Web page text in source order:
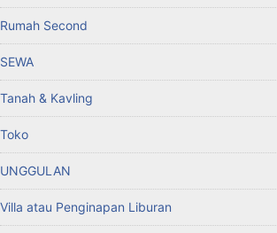
Rumah Second
SEWA
Tanah & Kavling
Toko
UNGGULAN
Villa atau Penginapan Liburan